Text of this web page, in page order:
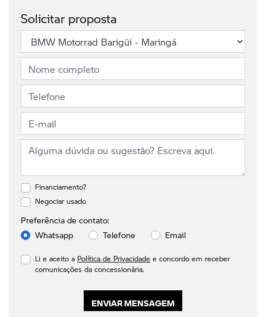
Solicitar proposta
Financiamento?
Negociar usado
Preferência de contato:
Whatsapp
Telefone Email
Li e aceito a Política de Privacidade e concordo em receber
comunicações da concessionária.
ENVIAR MENSAGEM